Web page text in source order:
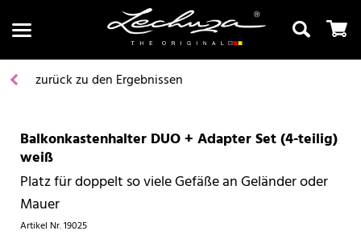
Suchen
zurück zu den Ergebnissen
Balkonkastenhalter DUO + Adapter Set (4-teilig)
weiß
Platz für doppelt so viele Gefäße an Geländer oder
Mauer
Artikel Nr.19025